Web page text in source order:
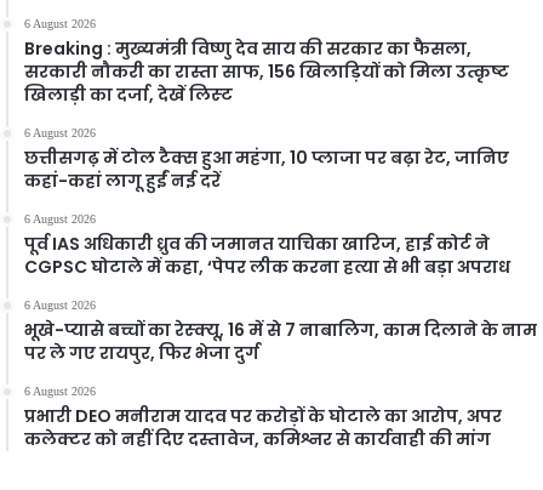
6 August 2026
Breaking : मुख्यमंत्री विष्णु देव साय की सरकार का फैसला,
सरकारी नौकरी का रास्ता साफ, 156 खिलाड़ियों को मिला उत्कृष्ट
खिलाड़ी का दर्जा, देखें लिस्‍ट
6 August 2026
छत्तीसगढ़ में टोल टैक्स हुआ महंगा, 10 प्लाजा पर बढ़ा रेट, जानिए
कहां-कहां लागू हुईं नई दरें
6 August 2026
पूर्व IAS अधिकारी ध्रुव की जमानत याचिका खारिज, हाई कोर्ट ने
CGPSC घोटाले में कहा, ‘पेपर लीक करना हत्या से भी बड़ा अपराध
6 August 2026
भूखे-प्यासे बच्चों का रेस्क्यू, 16 में से 7 नाबालिग, काम दिलाने के नाम
पर ले गए रायपुर, फिर भेजा दुर्ग
6 August 2026
प्रभारी DEO मनीराम यादव पर करोड़ों के घोटाले का आरोप, अपर
कलेक्टर को नहीं दिए दस्तावेज, कमिश्नर से कार्यवाही की मांग